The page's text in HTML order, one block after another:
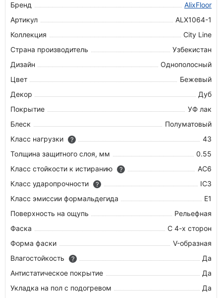
Бренд
AlixFloor
Артикул
ALX1064-1
Коллекция
City Line
Страна производитель
Узбекистан
Дизайн
Однополосный
Цвет
Бежевый
Декор
Дуб
Покрытие
УФ лак
Блеск
Полуматовый
Класс нагрузки
?
43
Толщина защитного слоя, мм
0.55
Класс стойкости к истиранию
?
AC6
Класс ударопрочности
?
IC3
Класс эмиссии формальдегида
E1
Поверхность на ощупь
Рельефная
Фаска
С 4-х сторон
Форма фаски
V-образная
Влагостойкость
?
Да
Антистатическое покрытие
Да
Укладка на пол c подогревом
Да